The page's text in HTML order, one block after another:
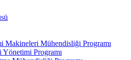
Makineleri Mühendisliği Programı
Programı